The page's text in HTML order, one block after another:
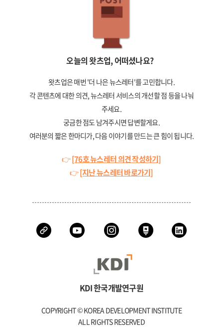
오늘의 왓츠업, 어떠셨나요?
왓츠업은 매번 '더 나은 뉴스레터'를 고민합니다.
각 콘텐츠에 대한 의견, 뉴스레터 서비스의 개선할 점 등을 나눠
주세요.
궁금한 점도 남겨주시면 답변할게요.
여러분의 짧은 한마디가, 다음 이야기를 만드는 큰 힘이 됩니다.
👉[76호 뉴스레터 의견 작성하기]
👉[지난 뉴스레터 바로가기]
KDI 한국개발연구원
COPYRIGHT © KOREA DEVELOPMENT INSTITUTE
ALL RIGHTS RESERVED